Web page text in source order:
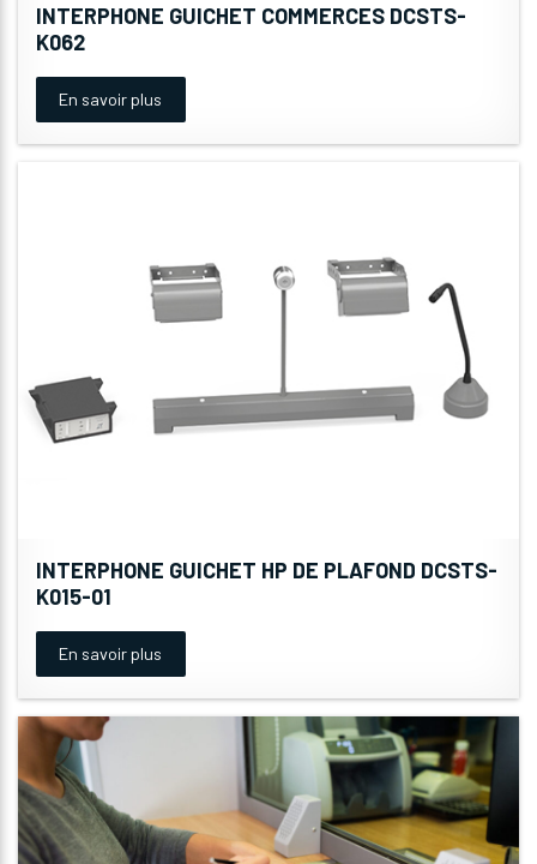
INTERPHONE GUICHET COMMERCES DCSTS-
K062
En savoir plus
INTERPHONE GUICHET HP DE PLAFOND DCSTS-
K015-01
En savoir plus